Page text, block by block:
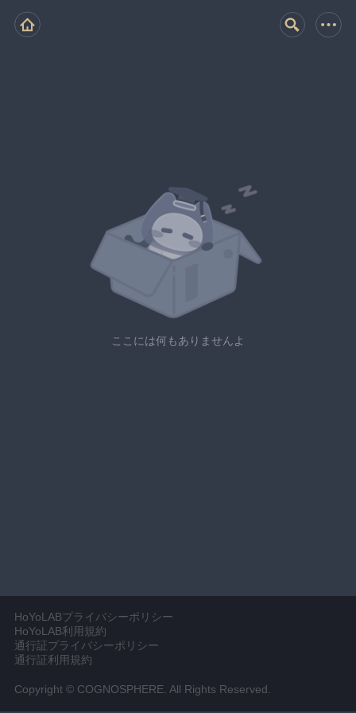
ここには何もありませんよ
HoYoLABプライバシーポリシー
HoYoLAB利用規約
通行証プライバシーポリシー
通行証利用規約
Copyright © COGNOSPHERE. All Rights Reserved.